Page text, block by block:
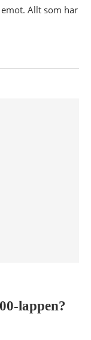
Allt som har
lappen?